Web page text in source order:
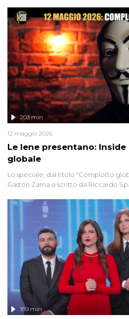
Le Iene presentano:
globale
203 min
12 maggio 2026
Lo speciale, dal titolo "Complotto
Gaston Zama e scritto da Riccardo
racconta l'universo delle narrazioni
globali e del complottismo che negli
social network, talk show, piazze
189 min